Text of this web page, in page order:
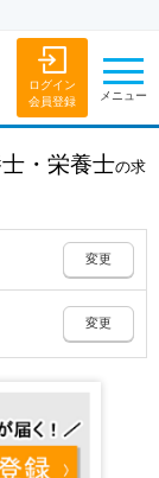
ログイン
会員登録
メニュー
・栄養士の求
変更
変更